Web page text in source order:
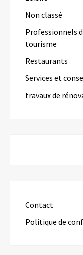
Non classé
Professionnels
tourisme
Restaurants
Services et
travaux de
Contact
Politique de